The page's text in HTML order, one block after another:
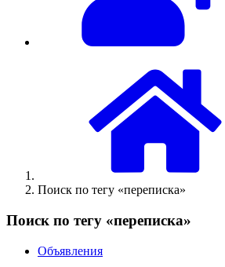
Поиск по тегу «переписка»
Поиск по тегу «переписка»
Объявления